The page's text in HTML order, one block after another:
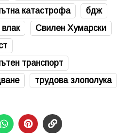
катастрофа
бдж
Свилен Хумарски
транспорт
трудова злополука